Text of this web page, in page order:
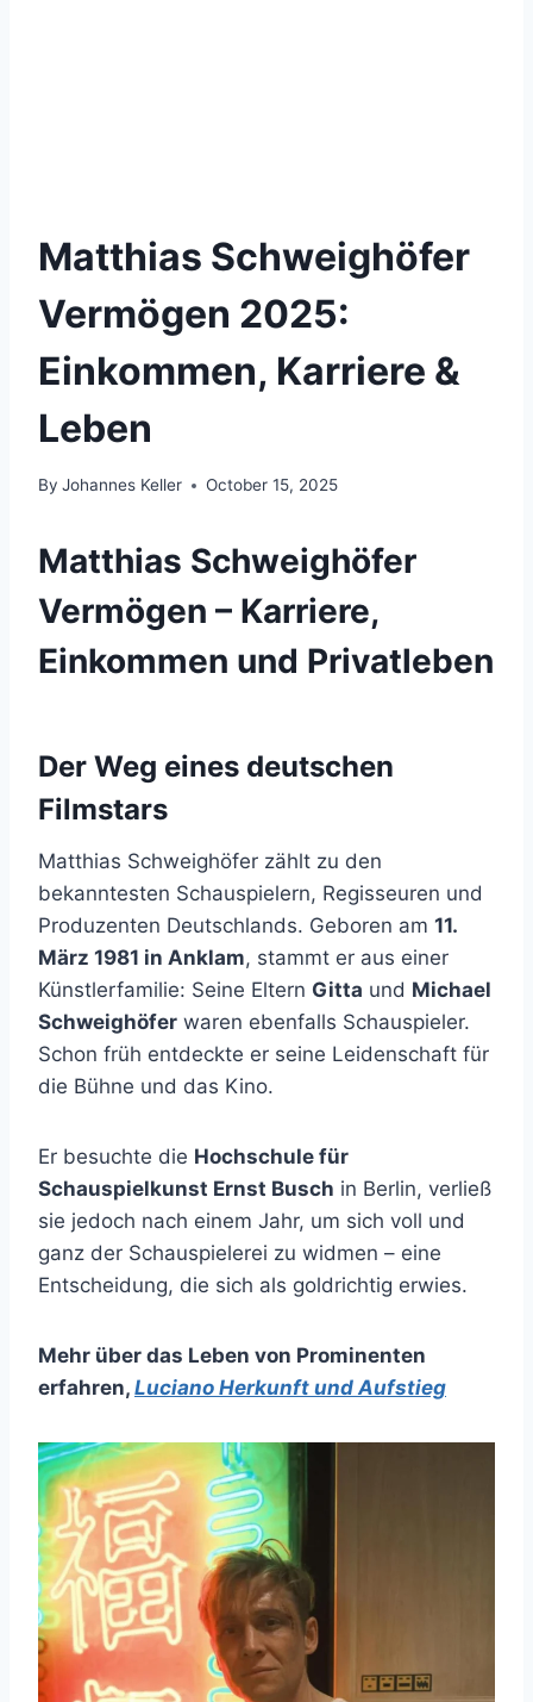
Matthias Schweighöfer
Vermögen 2025:
Einkommen, Karriere &
Leben
By Johannes Keller October 15, 2025
Matthias Schweighöfer
Vermögen – Karriere,
Einkommen und Privatleben
Der Weg eines deutschen
Filmstars
Matthias Schweighöfer zählt zu den
bekanntesten Schauspielern, Regisseuren und
Produzenten Deutschlands. Geboren am 11.
März 1981 in Anklam, stammt er aus einer
Künstlerfamilie: Seine Eltern Gitta und Michael
Schweighöfer waren ebenfalls Schauspieler.
Schon früh entdeckte er seine Leidenschaft für
die Bühne und das Kino.
Er besuchte die Hochschule für
Schauspielkunst Ernst Busch in Berlin, verließ
sie jedoch nach einem Jahr, um sich voll und
ganz der Schauspielerei zu widmen – eine
Entscheidung, die sich als goldrichtig erwies.
Mehr über das Leben von Prominenten
erfahren, Luciano Herkunft und Aufstieg